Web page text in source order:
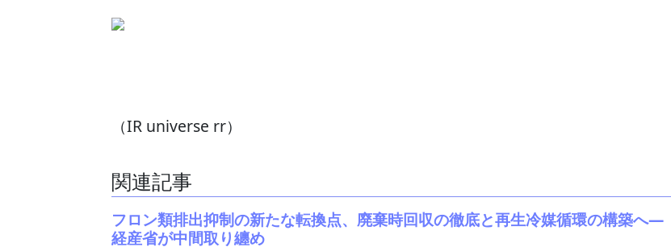
（IR universe rr）
関連記事
フロン類排出抑制の新たな転換点、廃棄時回収の徹底と再生冷媒循環の構築へ―
経産省が中間取り纏め